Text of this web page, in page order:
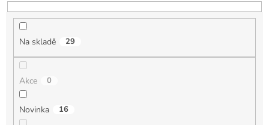
u
Na skladě 29
Akce 0
Novinka 16